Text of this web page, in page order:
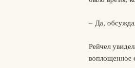
– Да,
Рейчел
воплощенное